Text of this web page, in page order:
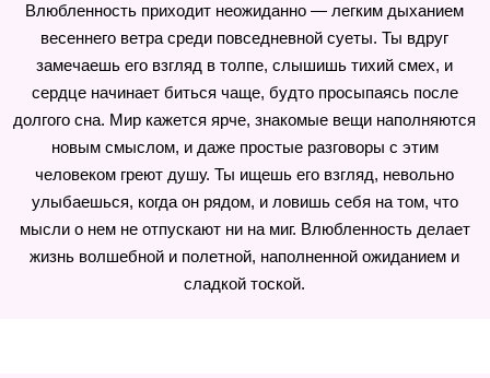
Влюбленность приходит неожиданно — легким дыханием
весеннего ветра среди повседневной суеты. Ты вдруг
замечаешь его взгляд в толпе, слышишь тихий смех, и
сердце начинает биться чаще, будто просыпаясь после
долгого сна. Мир кажется ярче, знакомые вещи наполняются
новым смыслом, и даже простые разговоры с этим
человеком греют душу. Ты ищешь его взгляд, невольно
улыбаешься, когда он рядом, и ловишь себя на том, что
мысли о нем не отпускают ни на миг. Влюбленность делает
жизнь волшебной и полетной, наполненной ожиданием и
сладкой тоской.